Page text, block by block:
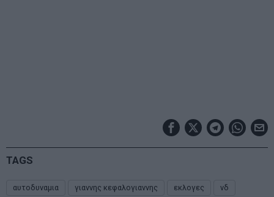
TAGS
αυτοδυναμια γιαννης κεφαλογιαννης εκλογες νδ